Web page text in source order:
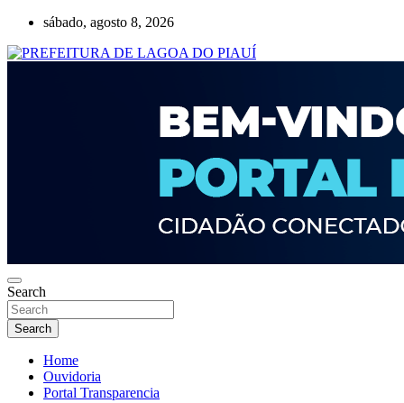
Skip
content
sábado, agosto 8, 2026
Search
Search
Home
Ouvidoria
Portal Transparencia